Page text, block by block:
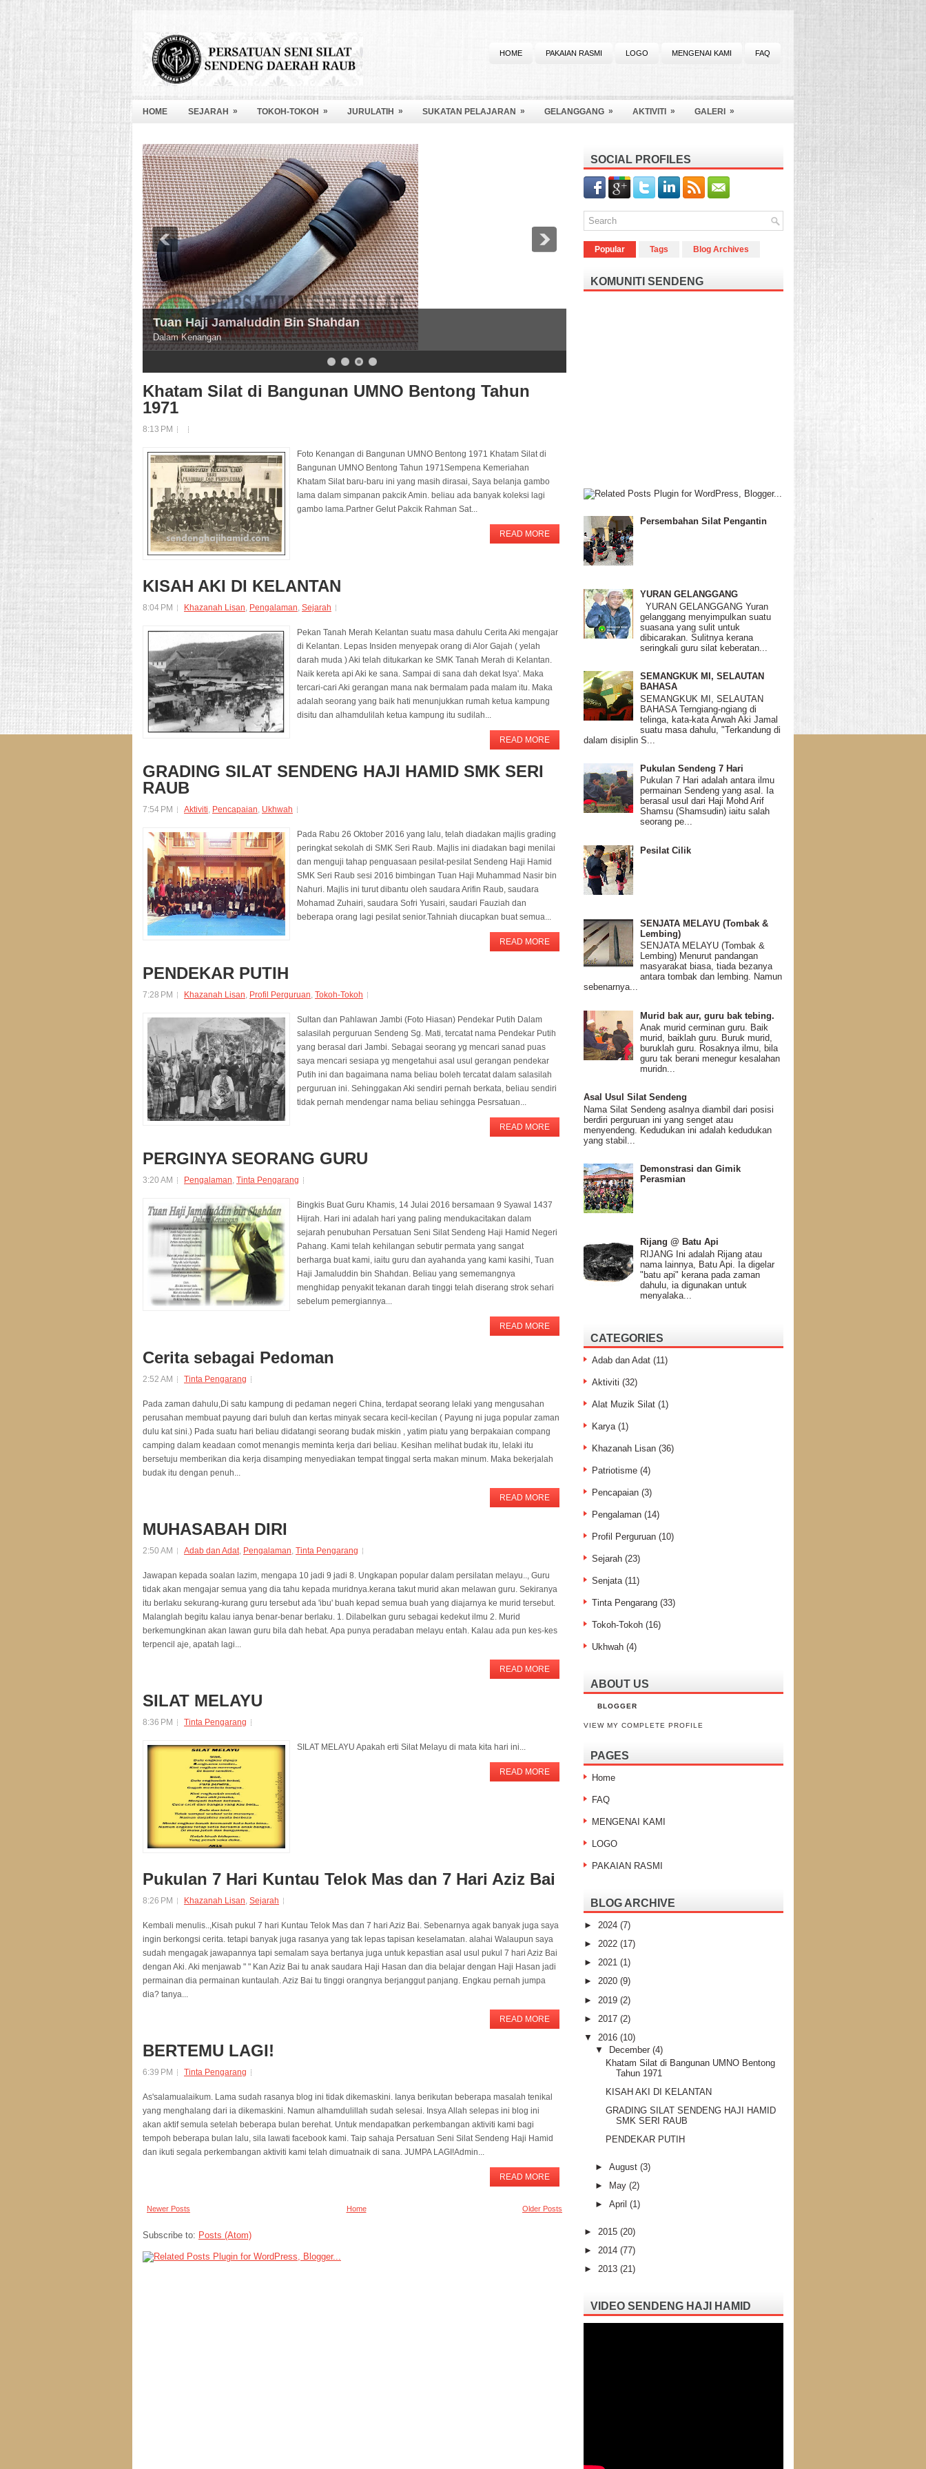
HOME PAKAIAN RASMI LOGO MENGENAI KAMI FAQ
HOME SEJARAH » TOKOH-TOKOH » JURULATIH » SUKATAN PELAJARAN » GELANGGANG » AKTIVITI » GALERI »
Tuan Haji Jamaluddin Bin Shahdan
Dalam Kenangan
4
Khatam Silat di Bangunan UMNO Bentong Tahun
1971
8:13 PM
Foto Kenangan di Bangunan UMNO Bentong 1971 Khatam Silat di
Bangunan UMNO Bentong Tahun 1971Sempena Kemeriahan
Khatam Silat baru-baru ini yang masih dirasai, Saya belanja gambo
lama dalam simpanan pakcik Amin. beliau ada banyak koleksi lagi
gambo lama.Partner Gelut Pakcik Rahman Sat...
READ MORE
KISAH AKI DI KELANTAN
8:04 PM Khazanah Lisan, Pengalaman, Sejarah
Pekan Tanah Merah Kelantan suatu masa dahulu Cerita Aki mengajar
di Kelantan. Lepas Insiden menyepak orang di Alor Gajah ( yelah
darah muda ) Aki telah ditukarkan ke SMK Tanah Merah di Kelantan.
Naik kereta api Aki ke sana. Sampai di sana dah dekat Isya'. Maka
tercari-cari Aki gerangan mana nak bermalam pada malam itu. Maka
adalah seorang yang baik hati menunjukkan rumah ketua kampung
disitu dan alhamdulilah ketua kampung itu sudilah...
READ MORE
GRADING SILAT SENDENG HAJI HAMID SMK SERI
RAUB
7:54 PM Aktiviti, Pencapaian, Ukhwah
Pada Rabu 26 Oktober 2016 yang lalu, telah diadakan majlis grading
peringkat sekolah di SMK Seri Raub. Majlis ini diadakan bagi menilai
dan menguji tahap penguasaan pesilat-pesilat Sendeng Haji Hamid
SMK Seri Raub sesi 2016 bimbingan Tuan Haji Muhammad Nasir bin
Nahuri. Majlis ini turut dibantu oleh saudara Arifin Raub, saudara
Mohamad Zuhairi, saudara Sofri Yusairi, saudari Fauziah dan
beberapa orang lagi pesilat senior.Tahniah diucapkan buat semua...
READ MORE
PENDEKAR PUTIH
7:28 PM Khazanah Lisan, Profil Perguruan, Tokoh-Tokoh
Sultan dan Pahlawan Jambi (Foto Hiasan) Pendekar Putih Dalam
salasilah perguruan Sendeng Sg. Mati, tercatat nama Pendekar Putih
yang berasal dari Jambi. Sebagai seorang yg mencari sanad puas
saya mencari sesiapa yg mengetahui asal usul gerangan pendekar
Putih ini dan bagaimana nama beliau boleh tercatat dalam salasilah
perguruan ini. Sehinggakan Aki sendiri pernah berkata, beliau sendiri
tidak pernah mendengar nama beliau sehingga Pesrsatuan...
READ MORE
PERGINYA SEORANG GURU
3:20 AM Pengalaman, Tinta Pengarang
Bingkis Buat Guru Khamis, 14 Julai 2016 bersamaan 9 Syawal 1437
Hijrah. Hari ini adalah hari yang paling mendukacitakan dalam
sejarah penubuhan Persatuan Seni Silat Sendeng Haji Hamid Negeri
Pahang. Kami telah kehilangan sebutir permata yang sangat
berharga buat kami, iaitu guru dan ayahanda yang kami kasihi, Tuan
Haji Jamaluddin bin Shahdan. Beliau yang sememangnya
menghidap penyakit tekanan darah tinggi telah diserang strok sehari
sebelum pemergiannya...
READ MORE
Cerita sebagai Pedoman
2:52 AM Tinta Pengarang
Pada zaman dahulu,Di satu kampung di pedaman negeri China, terdapat seorang lelaki yang mengusahan
perusahan membuat payung dari buluh dan kertas minyak secara kecil-kecilan ( Payung ni juga popular zaman
dulu kat sini.) Pada suatu hari beliau didatangi seorang budak miskin , yatim piatu yang berpakaian compang
camping dalam keadaan comot menangis meminta kerja dari beliau. Kesihan melihat budak itu, lelaki itu
bersetuju memberikan dia kerja disamping menyediakan tempat tinggal serta makan minum. Maka bekerjalah
budak itu dengan penuh...
READ MORE
MUHASABAH DIRI
2:50 AM Adab dan Adat, Pengalaman, Tinta Pengarang
Jawapan kepada soalan lazim, mengapa 10 jadi 9 jadi 8. Ungkapan popular dalam persilatan melayu.., Guru
tidak akan mengajar semua yang dia tahu kepada muridnya.kerana takut murid akan melawan guru. Sekiranya
itu berlaku sekurang-kurang guru tersebut ada 'ibu' buah kepad semua buah yang diajarnya ke murid tersebut.
Malanglah begitu kalau ianya benar-benar berlaku. 1. Dilabelkan guru sebagai kedekut ilmu 2. Murid
berkemungkinan akan lawan guru bila dah hebat. Apa punya peradaban melayu entah. Kalau ada pun kes-kes
terpencil aje, apatah lagi...
READ MORE
SILAT MELAYU
8:36 PM Tinta Pengarang
SILAT MELAYU Apakah erti Silat Melayu di mata kita hari ini...
READ MORE
Pukulan 7 Hari Kuntau Telok Mas dan 7 Hari Aziz Bai
8:26 PM Khazanah Lisan, Sejarah
Kembali menulis..,Kisah pukul 7 hari Kuntau Telok Mas dan 7 hari Aziz Bai. Sebenarnya agak banyak juga saya
ingin berkongsi cerita. tetapi banyak juga rasanya yang tak lepas tapisan keselamatan. alahai Walaupun saya
sudah mengagak jawapannya tapi semalam saya bertanya juga untuk kepastian asal usul pukul 7 hari Aziz Bai
dengan Aki. Aki menjawab " " Kan Aziz Bai tu anak saudara Haji Hasan dan dia belajar dengan Haji Hasan jadi
permainan dia permainan kuntaulah. Aziz Bai tu tinggi orangnya berjanggut panjang. Engkau pernah jumpa
dia? tanya...
READ MORE
BERTEMU LAGI!
6:39 PM Tinta Pengarang
As'salamualaikum. Lama sudah rasanya blog ini tidak dikemaskini. Ianya berikutan beberapa masalah tenikal
yang menghalang dari ia dikemaskini. Namun alhamdulillah sudah selesai. Insya Allah selepas ini blog ini
akan aktif semula setelah beberapa bulan berehat. Untuk mendapatkan perkembangan aktiviti kami bagi
tempoh beberapa bulan lalu, sila lawati facebook kami. Taip sahaja Persatuan Seni Silat Sendeng Haji Hamid
dan ikuti segala perkembangan aktiviti kami telah dimuatnaik di sana. JUMPA LAGI!Admin...
READ MORE
Newer Posts Older Posts
Home
Subscribe to: Posts (Atom)
SOCIAL PROFILES
Popular Tags Blog Archives
KOMUNITI SENDENG
Persembahan Silat Pengantin
YURAN GELANGGANG
YURAN GELANGGANG Yuran
gelanggang menyimpulkan suatu
suasana yang sulit untuk
dibicarakan. Sulitnya kerana
seringkali guru silat keberatan...
SEMANGKUK MI, SELAUTAN
BAHASA
SEMANGKUK MI, SELAUTAN
BAHASA Terngiang-ngiang di
telinga, kata-kata Arwah Aki Jamal
suatu masa dahulu, "Terkandung di
dalam disiplin S...
Pukulan Sendeng 7 Hari
Pukulan 7 Hari adalah antara ilmu
permainan Sendeng yang asal. Ia
berasal usul dari Haji Mohd Arif
Shamsu (Shamsudin) iaitu salah
seorang pe...
Pesilat Cilik
SENJATA MELAYU (Tombak &
Lembing)
SENJATA MELAYU (Tombak &
Lembing) Menurut pandangan
masyarakat biasa, tiada bezanya
antara tombak dan lembing. Namun
sebenarnya...
Murid bak aur, guru bak tebing.
Anak murid cerminan guru. Baik
murid, baiklah guru. Buruk murid,
buruklah guru. Rosaknya ilmu, bila
guru tak berani menegur kesalahan
muridn...
Asal Usul Silat Sendeng
Nama Silat Sendeng asalnya diambil dari posisi
berdiri perguruan ini yang senget atau
menyendeng. Kedudukan ini adalah kedudukan
yang stabil...
Demonstrasi dan Gimik
Perasmian
Rijang @ Batu Api
RIJANG Ini adalah Rijang atau
nama lainnya, Batu Api. Ia digelar
"batu api" kerana pada zaman
dahulu, ia digunakan untuk
menyalaka...
CATEGORIES
Adab dan Adat (11)
Aktiviti (32)
Alat Muzik Silat (1)
Karya (1)
Khazanah Lisan (36)
Patriotisme (4)
Pencapaian (3)
Pengalaman (14)
Profil Perguruan (10)
Sejarah (23)
Senjata (11)
Tinta Pengarang (33)
Tokoh-Tokoh (16)
Ukhwah (4)
ABOUT US
BLOGGER
VIEW MY COMPLETE PROFILE
PAGES
Home
FAQ
MENGENAI KAMI
LOGO
PAKAIAN RASMI
BLOG ARCHIVE
► 2024 (7)
► 2022 (17)
► 2021 (1)
► 2020 (9)
► 2019 (2)
► 2017 (2)
▼ 2016 (10)
▼
December (4)
Khatam Silat di Bangunan UMNO Bentong
Tahun 1971
KISAH AKI DI KELANTAN
GRADING SILAT SENDENG HAJI HAMID
SMK SERI RAUB
PENDEKAR PUTIH
► August (3)
►
May (2)
► April (1)
► 2015 (20)
► 2014 (77)
► 2013 (21)
VIDEO SENDENG HAJI HAMID